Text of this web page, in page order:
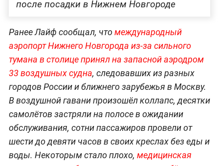
после посадки в Нижнем Новгороде
Ранее Лайф сообщал, чтомеждународный
аэропорт Нижнего Новгорода из-за сильного
тумана в столице принял на запасной аэродром
33 воздушных судна, следовавших из разных
городов России и ближнего зарубежья в Москву.
В воздушной гавани произошёл коллапс, десятки
самолётов застряли на полосе в ожидании
обслуживания, сотни пассажиров провели от
шести до девяти часов в своих креслах без еды и
воды. Некоторым стало плохо, медицинская